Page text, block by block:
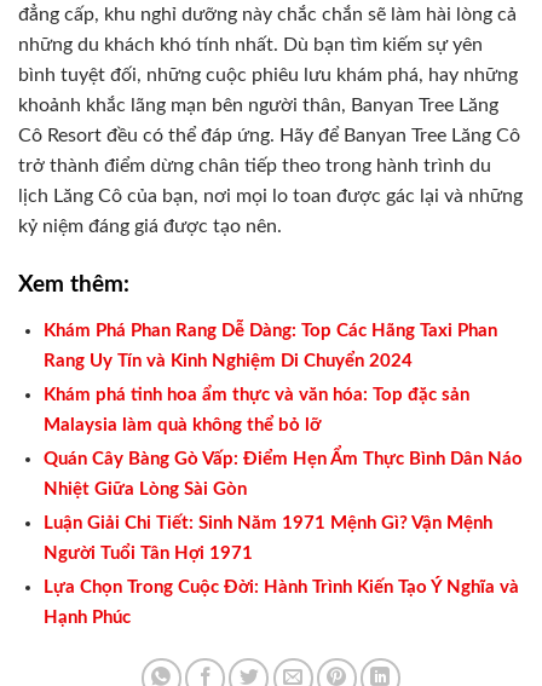
đẳng cấp, khu nghỉ dưỡng này chắc chắn sẽ làm hài lòng cả
những du khách khó tính nhất. Dù bạn tìm kiếm sự yên
bình tuyệt đối, những cuộc phiêu lưu khám phá, hay những
khoảnh khắc lãng mạn bên người thân, Banyan Tree Lăng
Cô Resort đều có thể đáp ứng. Hãy để Banyan Tree Lăng Cô
trở thành điểm dừng chân tiếp theo trong hành trình du
lịch Lăng Cô của bạn, nơi mọi lo toan được gác lại và những
kỷ niệm đáng giá được tạo nên.
Xem thêm:
Khám Phá Phan Rang Dễ Dàng: Top Các Hãng Taxi Phan
Rang Uy Tín và Kinh Nghiệm Di Chuyển 2024
Khám phá tinh hoa ẩm thực và văn hóa: Top đặc sản
Malaysia làm quà không thể bỏ lỡ
Quán Cây Bàng Gò Vấp: Điểm Hẹn Ẩm Thực Bình Dân Náo
Nhiệt Giữa Lòng Sài Gòn
Luận Giải Chi Tiết: Sinh Năm 1971 Mệnh Gì? Vận Mệnh
Người Tuổi Tân Hợi 1971
Lựa Chọn Trong Cuộc Đời: Hành Trình Kiến Tạo Ý Nghĩa và
Hạnh Phúc